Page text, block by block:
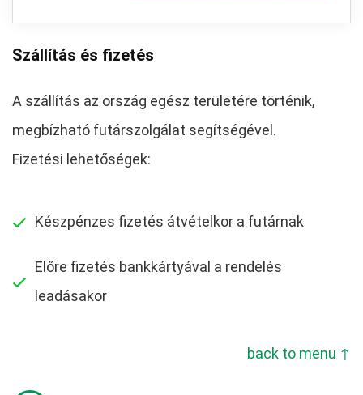
Szállítás és fizetés
A szállítás az ország egész területére történik,
megbízható futárszolgálat segítségével.
Fizetési lehetőségek:
Készpénzes fizetés átvételkor a futárnak
Előre fizetés bankkártyával a rendelés
leadásakor
back to menu ↑